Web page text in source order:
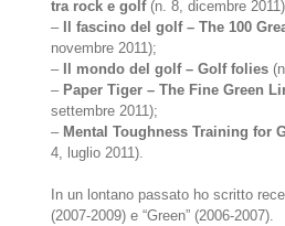
tra rock e golf(n. 8, dicembre
–
Il fascino del golf – The 100
novembre 2011);
–
Il mondo del golf – Golf folies
– Paper Tiger – The Fine Green
settembre 2011);
– Mental Toughness Training for
4, luglio 2011).
In un lontano passato ho scritto
(2007-2009) e “Green” (2006-2007).